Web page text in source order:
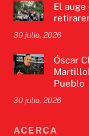
El auge
30 julio, 2026
Óscar
Pueblo
30 julio, 2026
ACERCA